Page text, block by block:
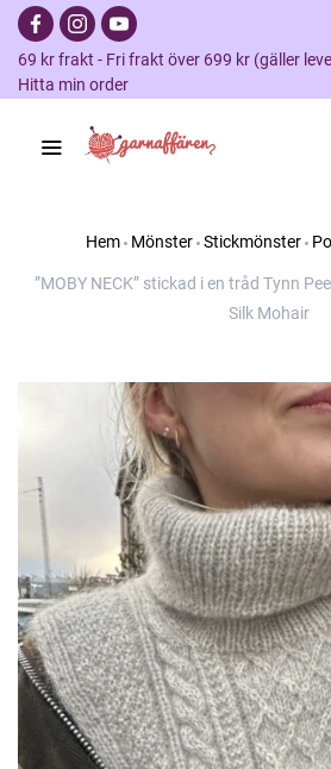
69 kr frakt - Fri frakt över 699 kr (gäller
Hitta min order
Hem Mönster Stickmönster
”MOBY NECK” stickad i en tråd Tynn
Silk Mohair